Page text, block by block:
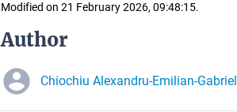
Modified on 21 February 2026, 09:48:15.
Author
Chiochiu Alexandru-Emilian-Gabriel